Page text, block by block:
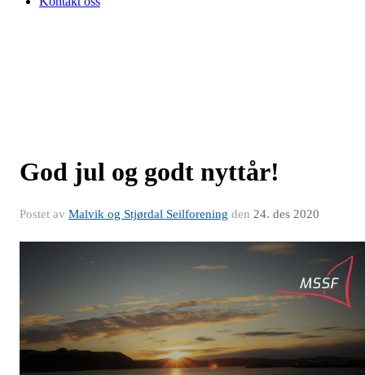
God jul og godt nyttår!
Postet av Malvik og Stjørdal Seilforening den 24. des 2020